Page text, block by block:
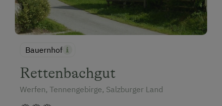
Bauernhof
Rettenbachgut
Werfen, Tennengebirge, Salzburger Land